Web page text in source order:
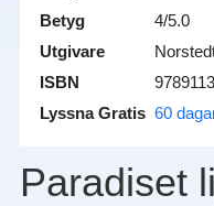
Betyg
4/5.0
Utgivare
ISBN
Lyssna Gratis 60
Paradiset